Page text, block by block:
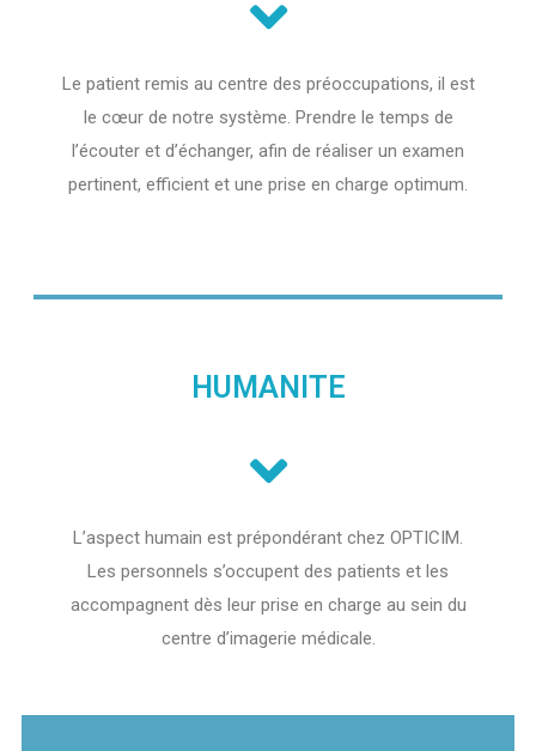
Le patient remis au centre des préoccupations, il est
le cœur de notre système. Prendre le temps de
l’écouter et d’échanger, afin de réaliser un examen
pertinent, efficient et une prise en charge optimum.
HUMANITE
L’aspect humain est prépondérant chez OPTICIM.
Les personnels s’occupent des patients et les
accompagnent dès leur prise en charge au sein du
centre d’imagerie médicale.